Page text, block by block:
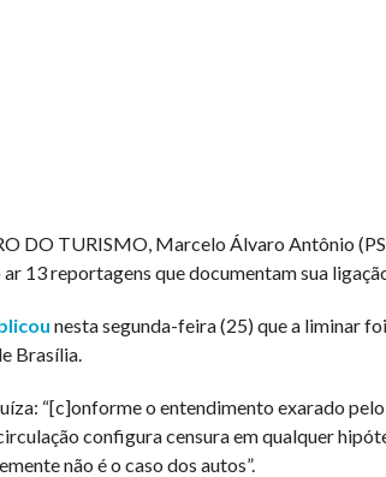
DO TURISMO, Marcelo Álvaro Antônio
13 reportagens que documentam sua
nesta segunda-feira (25) que a liminar
Brasília.
“[c]onforme o entendimento exarado
configura censura em qualquer
não é o caso dos autos”.